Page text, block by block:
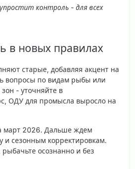
контроль - для всех
в новых правилах
старые, добавляя акцент на
вопросы по видам рыбы или
- уточняйте в
ОДУ для промысла выросло на
март 2026. Дальше ждем
и сезонным корректировкам.
осознанно и без